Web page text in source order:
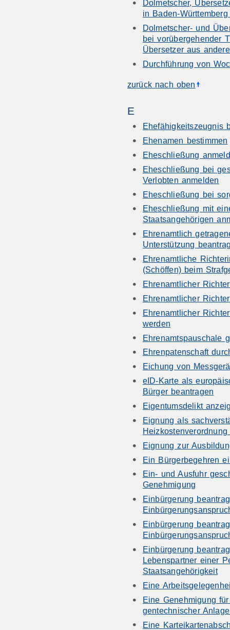
Dolmetscher,
in Baden-
Dolmetscher- und
bei vorübergehender
Übersetzer aus
Durchführung von
zurück nach oben
E
Ehefähigkeitszeugnis
Ehenamen bestimmen
Eheschließung
Eheschließung bei
Verlobten anmelden
Eheschließung bei
Eheschließung mit
Staatsangehörigen
Ehrenamtlich
Unterstützung
Ehrenamtliche
(Schöffen) beim
Ehrenamtlicher
Ehrenamtlicher
Ehrenamtlicher
werden
Ehrenamtspauschale
Ehrenpatenschaft
Eichung von
eID-Karte als
Bürger beantragen
Eigentumsdelikt
Eignung als
Eignung zur
Ein Bürgerbegehren
Ein- und Ausfuhr
Genehmigung
Einbürgerung
Einbürgerung
Einbürgerung
Lebenspartner einer
Staatsangehörigkeit
Eine
Eine Genehmigung
gentechnischer
Eine